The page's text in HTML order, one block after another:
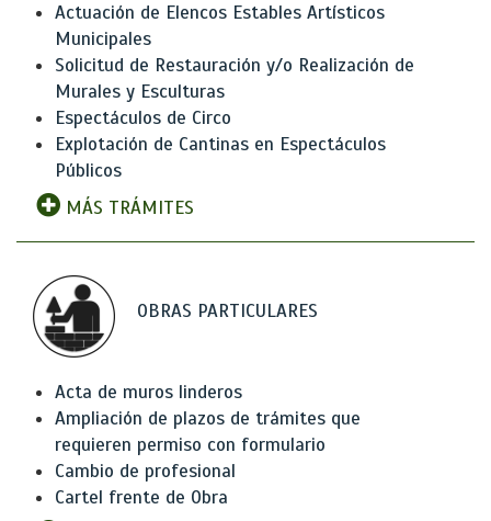
Actuación de Elencos Estables Artísticos
Municipales
Solicitud de Restauración y/o Realización de
Murales y Esculturas
Espectáculos de Circo
Explotación de Cantinas en Espectáculos
Públicos
MÁS TRÁMITES
OBRAS PARTICULARES
Acta de muros linderos
Ampliación de plazos de trámites que
requieren permiso con formulario
Cambio de profesional
Cartel frente de Obra